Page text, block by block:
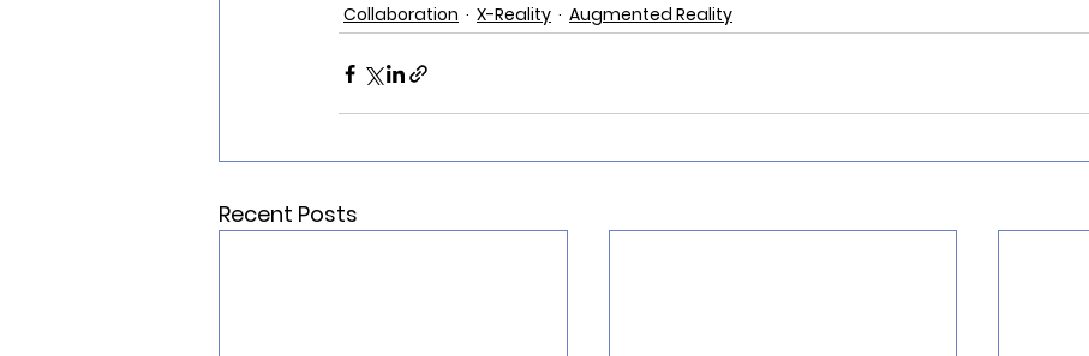
Collaboration X-Reality Augmented Reality
Recent Posts